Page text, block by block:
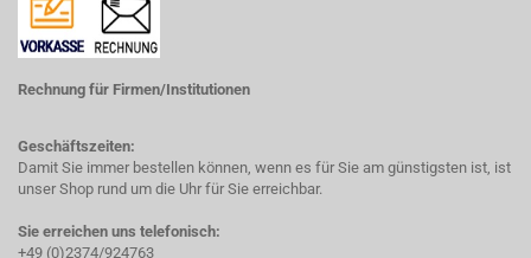
Rechnung für Firmen/Institutionen
Geschäftszeiten:
Damit Sie immer bestellen können, wenn es für Sie am günstigsten ist, ist
unser Shop rund um die Uhr für Sie erreichbar.
Sie erreichen uns telefonisch:
+49 (0)2374/924763